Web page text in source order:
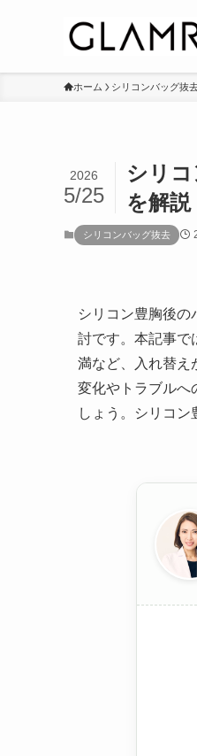
ホーム シリコンバッグ抜
シリ
を解説
2026
5/25
シリコンバッグ抜去
シリコン豊胸後
討です。本記事で
満など、入れ替え
変化やトラブルへ
しょう。シリコン